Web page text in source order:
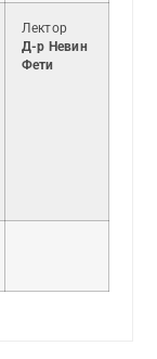
Лектор
Д-р Невин
Фети